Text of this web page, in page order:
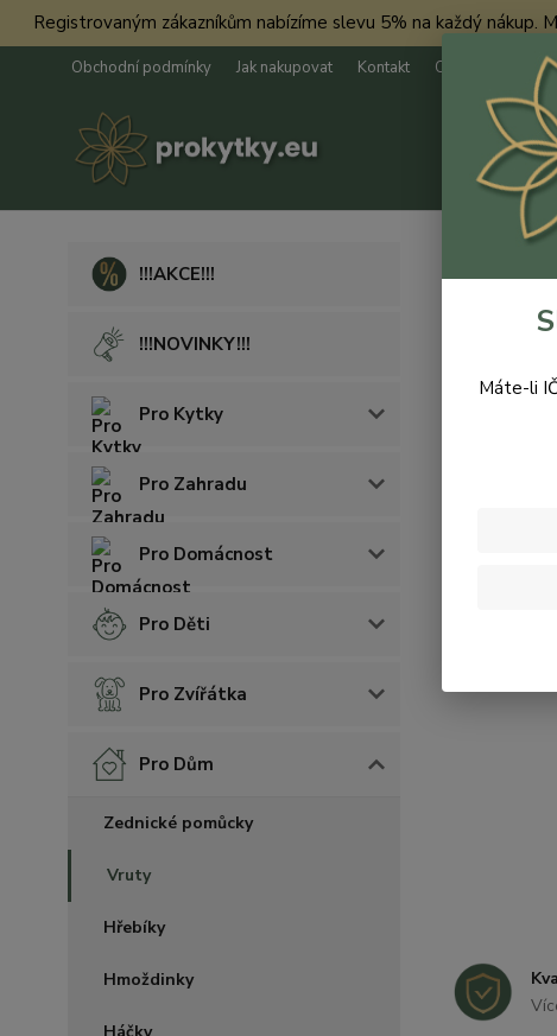
Registrovaným zákazníkům nabízíme slevu 5% na každý
Obchodní podmínky Jak nakupovat Kontakt O nás
!!!AKCE!!!
!!!NOVINKY!!!
Pro Kytky
Pro Zahradu
Pro Domácnost
Pro Děti
Pro Zvířátka
Pro Dům
Zednické pomůcky
Vruty
Hřebíky
Hmoždinky
MT
Máte-li